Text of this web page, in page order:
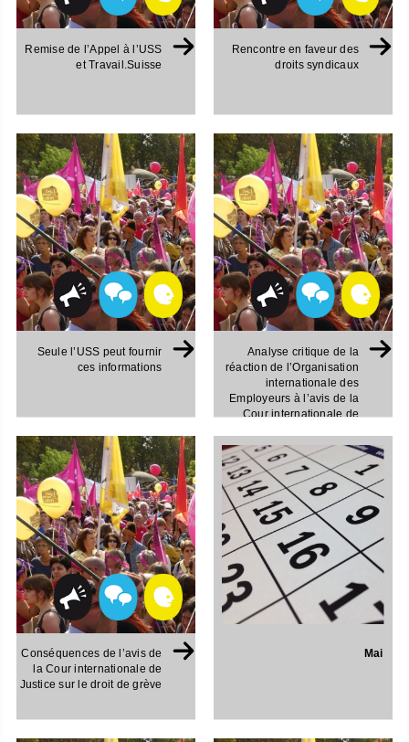
Remise de l’Appel à l’USS
et Travail.Suisse
Rencontre en faveur des
droits syndicaux
Seule l’USS peut fournir
ces informations
Analyse critique de la
réaction de l’Organisation
internationale des
Employeurs à l’avis de la
Cour internationale de
Conséquences de l’avis de
la Cour internationale de
Justice sur le droit de grève
Mai